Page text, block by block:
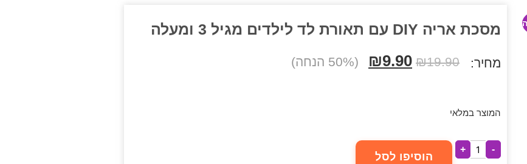
מסכת אריה DIY עם תאורת לד לילדים מגיל 3 ומעלה
מחיר: ₪19.90
₪9.90 (50% הנחה)
המוצר במלאי
-
+
הוסיפו לסל